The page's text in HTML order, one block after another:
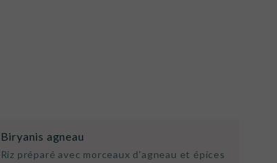
Biryanis agneau
Riz préparé avec morceaux d'agneau et épices